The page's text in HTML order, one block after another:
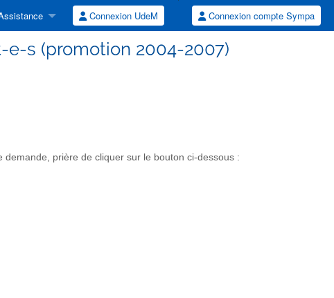
Connexion UdeM Connexion compte Sympa
s (promotion 2004-2007)
prière de cliquer sur le bouton ci-dessous :